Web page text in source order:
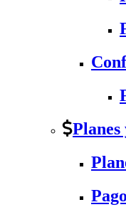
Planes